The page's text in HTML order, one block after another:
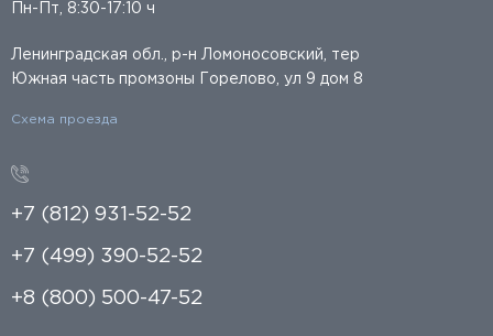
Пн-Пт, 8:30-17:10 ч
Ленинградская обл., р-н Ломоносовский, тер
Южная часть промзоны Горелово, ул 9 дом 8
Схема проезда
+7 (812) 931-52-52
+7 (499) 390-52-52
+8 (800) 500-47-52